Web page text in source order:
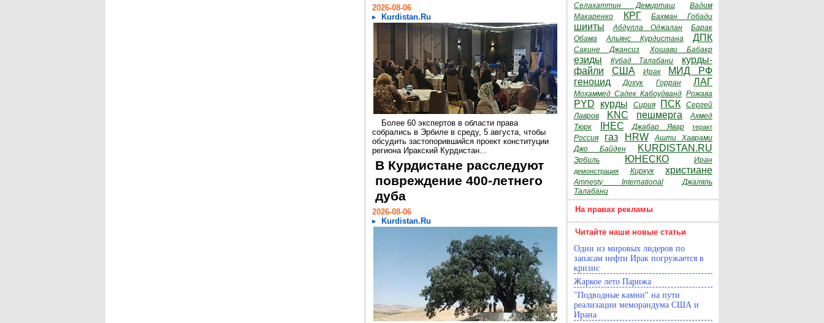
2026-08-06
Kurdistan.Ru
Более 60 экспертов в области права
собрались в Эрбиле в среду, 5 августа, чтобы
обсудить застопорившийся проект конституции
региона Иракский Курдистан...
В Курдистане расследуют
повреждение 400-летнего
дуба
2026-08-06
Kurdistan.Ru
Селахаттин Демирташ
Вадим
Макаренко
КРГ Бахман Гобади
шииты Абдулла Оджалан
Барак
Обама
Альянс Курдистана ДПК
Сакине Джансиз Хошави Бабакр
езиды Кубад Талабани
курды-
файли
США Ирак
МИД РФ
геноцид
Дохук Горран ЛАГ
Мохаммед Садек Кабоудванд Рожава
PYD курды Сирия ПСК
Сергей
Лавров
KNC пешмерга
Ахмед
Тюрк
IHEC Джабар Явар теракт
Россия газ HRW
Ашти Хаврами
Джо Байден
KURDISTAN.RU
Эрбиль ЮНЕСКО Иран
демонстрация Киркук христиане
Amnesty International
Джаляль
Талабани
На правах рекламы
Читайте наши новые статьи
Один из мировых лидеров по
запасам нефти Ирак погружается в
кризис
Жаркое лето Парижа
"Подводные камни" на пути
реализации меморандума США и
Ирана